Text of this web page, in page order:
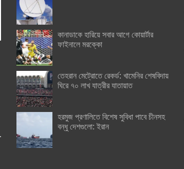
কানাডাকে হারিয়ে সবার আগে কোয়ার্টার
ফাইনালে মরক্কো
তেহরান মেট্রোতে রেকর্ড: খামেনির শেষবিদায়
ঘিরে ৭০ লাখ যাত্রীর যাতায়াত
হরমুজ প্রণালিতে বিশেষ সুবিধা পাবে চীনসহ
বন্ধু দেশগুলো: ইরান